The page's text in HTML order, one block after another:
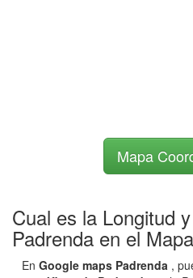
Mapa
Cual es la Longitud
Padrenda en el Mapa
En Google maps Padrenda ,